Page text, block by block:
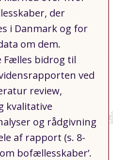
der
i Danmark og for
om dem.
Fælles bidrog til
ved
review,
kvalitative
og rådgivning
af rapport (s. 8-
bofællesskaber’.